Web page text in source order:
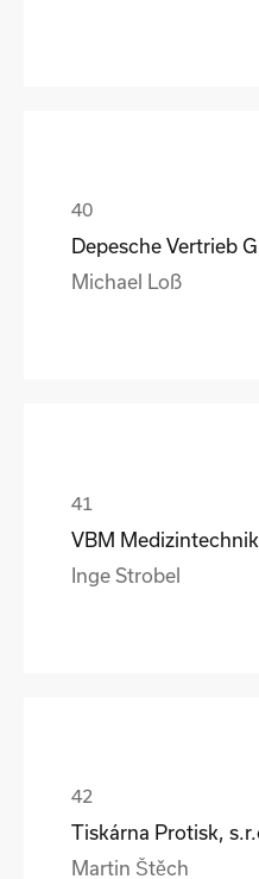
Depesche Vertrieb
Michael Loß
VBM Medizintechnik
Inge Strobel
Tiskárna Protisk,
Martin Štěch